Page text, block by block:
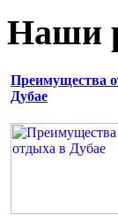
Наши
Преимущества
Дубае